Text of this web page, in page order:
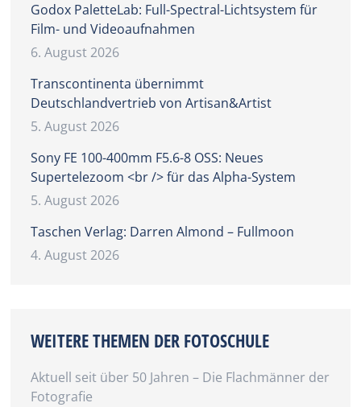
Godox PaletteLab: Full-Spectral-Lichtsystem für
Film- und Videoaufnahmen
6. August 2026
Transcontinenta übernimmt
Deutschlandvertrieb von Artisan&Artist
5. August 2026
Sony FE 100-400mm F5.6-8 OSS: Neues
Supertelezoom <br /> für das Alpha-System
5. August 2026
Taschen Verlag: Darren Almond – Fullmoon
4. August 2026
WEITERE THEMEN DER FOTOSCHULE
Aktuell seit über 50 Jahren – Die Flachmänner der
Fotografie